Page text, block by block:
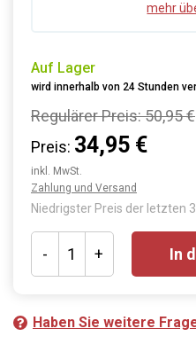
mehr
Auf Lager
wird innerhalb von 24 Stunden
Regulärer Preis:50,95 €
Preis: 34,95 €
inkl. MwSt.
Zahlung und Versand
Niedrigster Preis der letzten
- + In
Haben Sie weitere